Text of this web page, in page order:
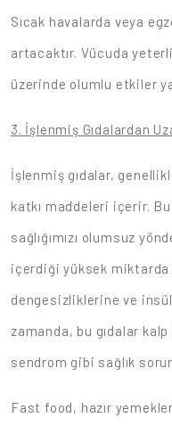
Sıcak havalarda veya
artacaktır. Vücuda yeterli
üzerinde olumlu etkiler
3. İşlenmiş Gıdalardan
İşlenmiş gıdalar,
katkı maddeleri içerir.
sağlığımızı olumsuz
içerdiği yüksek miktarda
dengesizliklerine ve
zamanda, bu gıdalar
sendrom gibi sağlık
Fast food, hazır